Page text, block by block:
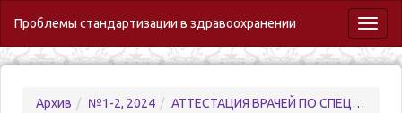
Проблемы стандартизации в здравоохранении
Архив №1-2, 2024 АТТЕСТАЦИЯ ВРАЧЕЙ ПО СПЕЦИАЛЬНОСТИ «ОРГАНИЗАЦИЯ ЗДРАВООХРАНЕНИЯ И ОБЩЕСТВЕННОЕ ЗДОРОВЬЕ» КАК ФАКТОР КАРЬЕРНОГО РОСТА